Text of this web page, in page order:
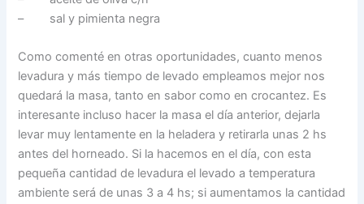
– sal y pimienta negra
Como comenté en otras oportunidades, cuanto menos
levadura y más tiempo de levado empleamos mejor nos
quedará la masa, tanto en sabor como en crocantez. Es
interesante incluso hacer la masa el día anterior, dejarla
levar muy lentamente en la heladera y retirarla unas 2 hs
antes del horneado. Si la hacemos en el día, con esta
pequeña cantidad de levadura el levado a temperatura
ambiente será de unas 3 a 4 hs; si aumentamos la cantidad